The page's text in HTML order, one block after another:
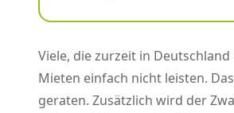
Viele, die zurzeit in
Mieten einfach nicht leisten.
geraten. Zusätzlich wird der